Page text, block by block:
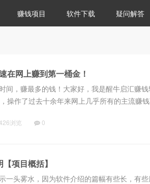
赚钱项目 软件下载 疑问解答
在网上赚到第一桶金！
，赚最多的钱！大家好，我是醒牛启汇赚
操作了过去十余年来网上几乎所有的主流赚
浏览 0
项目概括】
一头雾水，因为软件介绍的篇幅有些长，有